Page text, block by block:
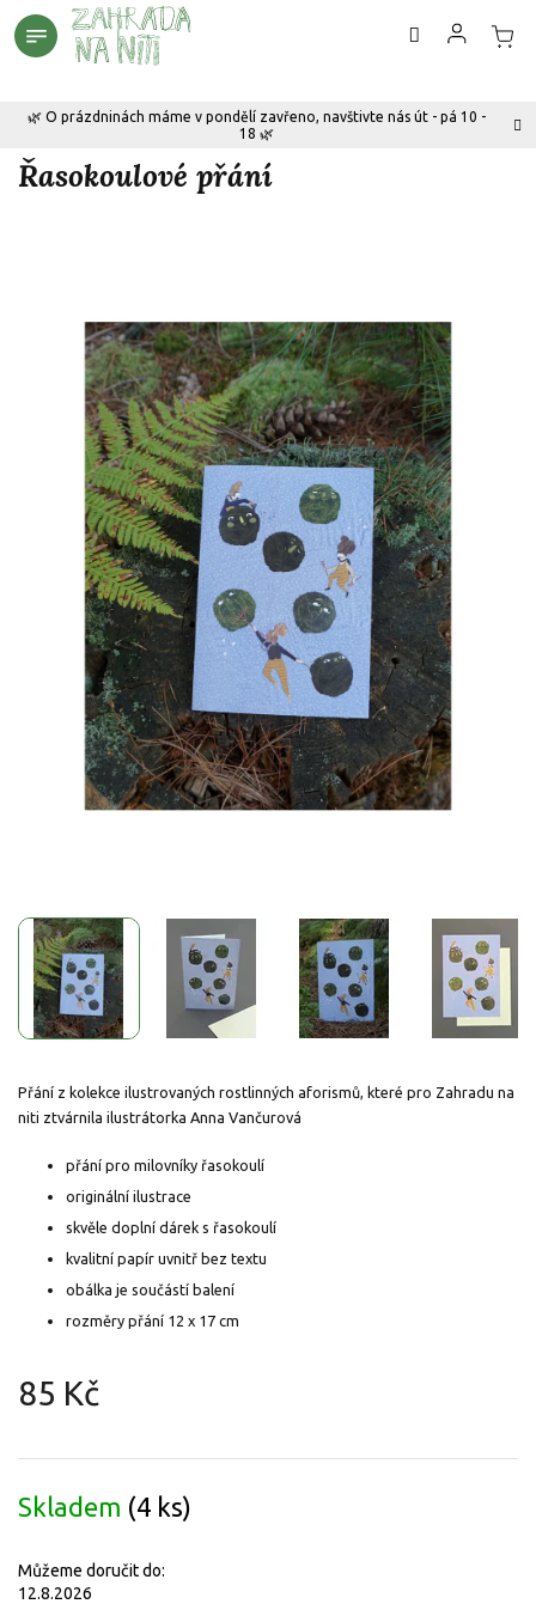
Přejít
na
🌿 O prázdninách máme v pondělí zavřeno, navštivte nás út - pá 10 -
18 🌿
Řasokoulové přání
85 Kč
cena:
Skladem (4 ks)
Můžeme doručit do:
12.8.2026
Přání z kolekce ilustrovaných rostlinných aforismů, které pro Zahradu na
niti ztvárnila ilustrátorka Anna Vančurová
přání pro milovníky řasokoulí
originální ilustrace
skvěle doplní dárek s řasokoulí
kvalitní papír uvnitř bez textu
obálka je součástí balení
rozměry přání 12 x 17 cm